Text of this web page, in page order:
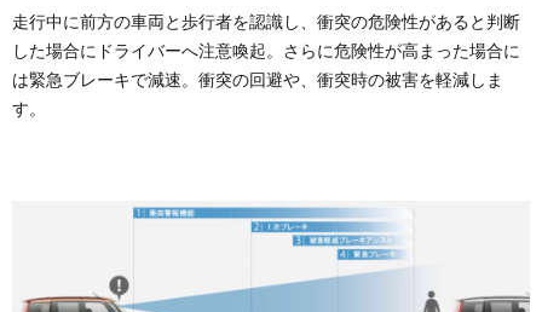
ドシェ
ード
4.2.
その他
走行中に前方の車両と歩行者を認識し、衝突の危険性があると判断
した場合にドライバーへ注意喚起。さらに危険性が高まった場合に
は緊急ブレーキで減速。衝突の回避や、衝突時の被害を軽減しま
す。